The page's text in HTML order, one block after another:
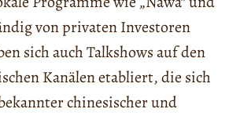
von privaten Investoren
sich auch Talkshows auf den
Kanälen etabliert, die sich
chinesischer und